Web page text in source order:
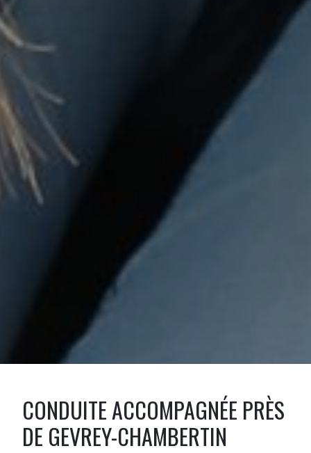
CONDUITE ACCOMPAGNÉE PRÈS
DE GEVREY-CHAMBERTIN